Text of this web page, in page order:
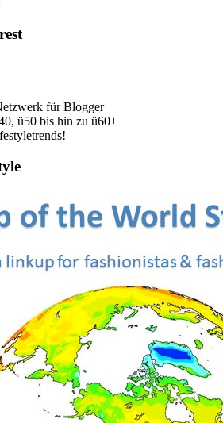
für Blogger
ü50 bis hin zu ü60+